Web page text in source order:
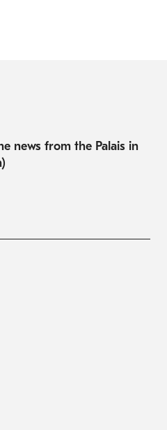
news from the Palais in